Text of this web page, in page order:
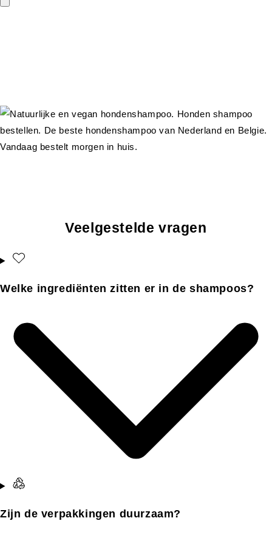
Veelgestelde vragen
Welke ingrediënten zitten er in de shampoos?
Zijn de verpakkingen duurzaam?